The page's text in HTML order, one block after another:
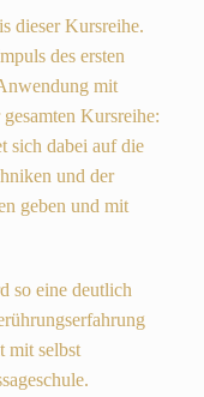
dieser Kursreihe.
des ersten
mit
Kursreihe:
sich dabei auf die
und der
geben und mit
so eine deutlich
mit selbst